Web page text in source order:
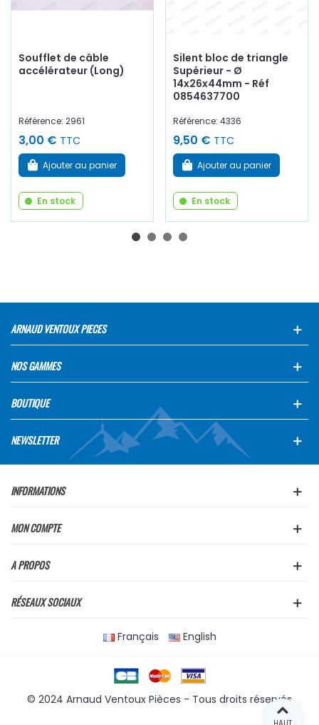
Soufflet de câble
accélérateur (Long)
Référence: 2961
3,00 € TTC
Ajouter au panier
En stock
Silent bloc de triangle
Supérieur - Ø
14x26x44mm - Réf
0854637700
Référence: 4336
9,50 € TTC
Ajouter au panier
En stock
ARNAUD VENTOUX PIECES
NOS GAMMES
BOUTIQUE
NEWSLETTER
INFORMATIONS
MON COMPTE
A PROPOS
RÉSEAUX SOCIAUX
Français English
© 2024 Arnaud Ventoux Pièces - Tous droits réservés